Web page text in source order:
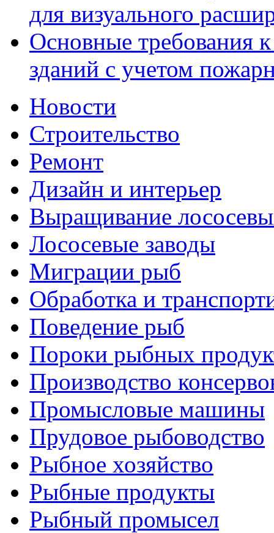
для визуального
Основные требования
зданий с учетом
Новости
Строительство
Ремонт
Дизайн и интерьер
Выращивание
Лососевые заводы
Миграции рыб
Обработка и
Поведение рыб
Пороки рыбных
Производство
Промысловые машины
Прудовое рыбоводство
Рыбное хозяйство
Рыбные продукты
Рыбный промысел